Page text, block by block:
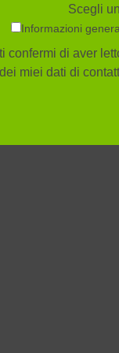
Scegli
Informazioni
confermi di aver
dei miei dati di